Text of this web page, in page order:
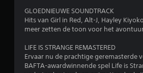
GLOEDNIEUWE SOUNDTRACK
Hits van Girl in Red, Alt-J, Hayley
meer zetten de toon voor het
LIFE IS STRANGE REMASTERED
Ervaar nu de prachtige geremasterde
BAFTA-awardwinnende spel Life is